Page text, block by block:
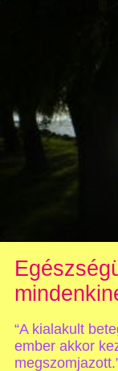
“A kialakult
ember akkor